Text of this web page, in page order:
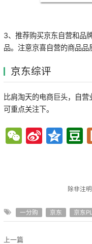
3、推荐购买京东自营和品
品。注意京喜自营的商品品
京东综评
比肩淘天的电商巨头，自
可重点关注下。
WeC
Sina
Qzo
除非注
一分购 京东 京东
上一篇